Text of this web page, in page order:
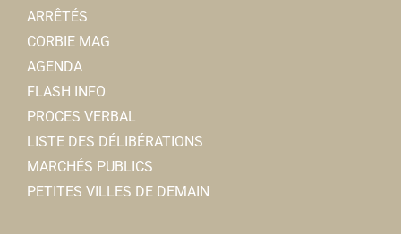
ARRÊTÉS
CORBIE MAG
AGENDA
FLASH INFO
PROCES VERBAL
LISTE DES DÉLIBÉRATIONS
MARCHÉS PUBLICS
PETITES VILLES DE DEMAIN